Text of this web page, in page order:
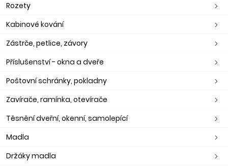
Rozety
Kabinové kování
Zástrče, petlice, závory
Příslušenství - okna a dveře
Poštovní schránky, pokladny
Zavírače, ramínka, otevírače
Těsnění dveřní, okenní, samolepící
Madla
Držáky madla